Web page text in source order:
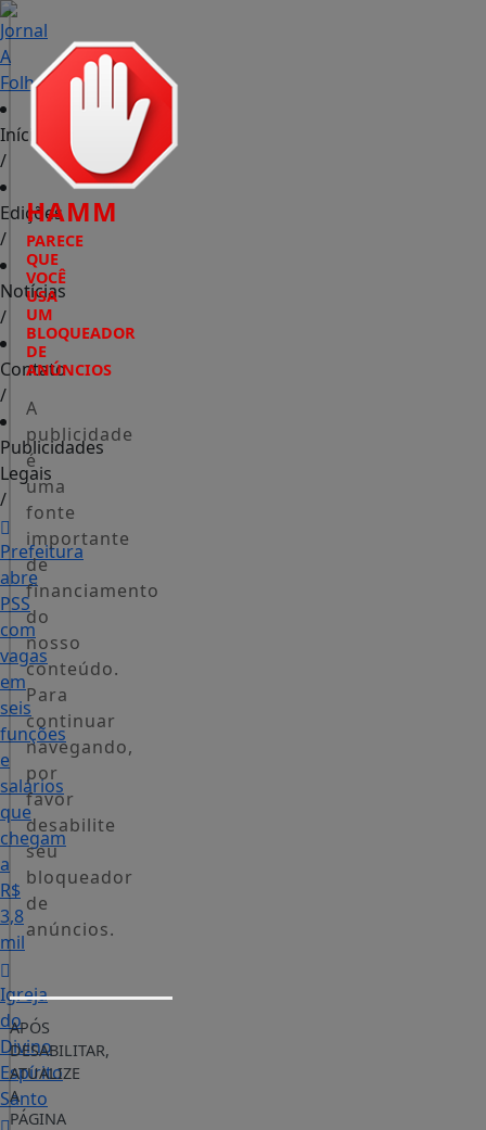
Início
/
Edições
/
Notícias
/
Contato
/
Publicidades
Legais
/
Prefeitura
abre
PSS
com
vagas
em
seis
funções
e
salários
que
chegam
a
R$
3,8
mil
Igreja
do
Divino
Espírito
Santo
HAMM
PARECE
QUE
VOCÊ
USA
UM
BLOQUEADOR
DE
ANÚNCIOS
A
publicidade
é
uma
fonte
importante
de
financiamento
do
nosso
conteúdo.
Para
continuar
navegando,
por
favor
desabilite
seu
bloqueador
de
anúncios.
APÓS
DESABILITAR,
ATUALIZE
A
PÁGINA